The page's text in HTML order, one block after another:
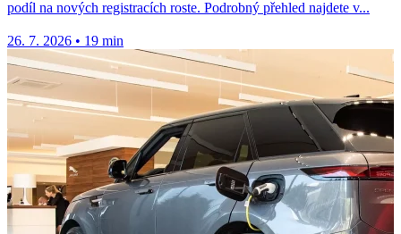
podíl na nových registracích roste. Podrobný přehled najdete v...
26. 7. 2026 • 19 min